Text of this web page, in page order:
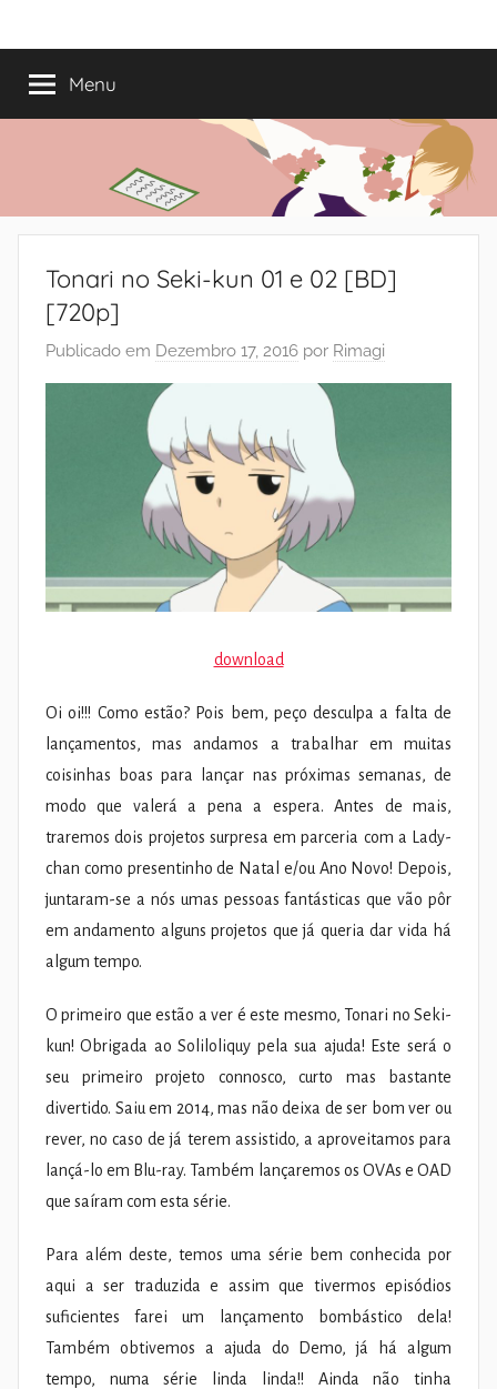
paraMundo
do
Shoujo
anos
a
romances
Menu
Tonari no Seki-kun 01 e 02 [BD]
[720p]
Publicado em Dezembro 17, 2016 por Rimagi
download
Oi oi!!! Como estão? Pois bem, peço desculpa a falta de
lançamentos, mas andamos a trabalhar em muitas
coisinhas boas para lançar nas próximas semanas, de
modo que valerá a pena a espera. Antes de mais,
traremos dois projetos surpresa em parceria com a Lady-
chan como presentinho de Natal e/ou Ano Novo! Depois,
juntaram-se a nós umas pessoas fantásticas que vão pôr
em andamento alguns projetos que já queria dar vida há
algum tempo.
O primeiro que estão a ver é este mesmo, Tonari no Seki-
kun! Obrigada ao Soliloliquy pela sua ajuda! Este será o
seu primeiro projeto connosco, curto mas bastante
divertido. Saiu em 2014, mas não deixa de ser bom ver ou
rever, no caso de já terem assistido, a aproveitamos para
lançá-lo em Blu-ray. Também lançaremos os OVAs e OAD
que saíram com esta série.
Para além deste, temos uma série bem conhecida por
aqui a ser traduzida e assim que tivermos episódios
suficientes farei um lançamento bombástico dela!
Também obtivemos a ajuda do Demo, já há algum
tempo, numa série linda linda!! Ainda não tinha